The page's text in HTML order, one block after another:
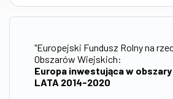
"Europejski Fundusz Rolny na
Obszarów Wiejskich:
Europa inwestująca w
LATA 2014-2020